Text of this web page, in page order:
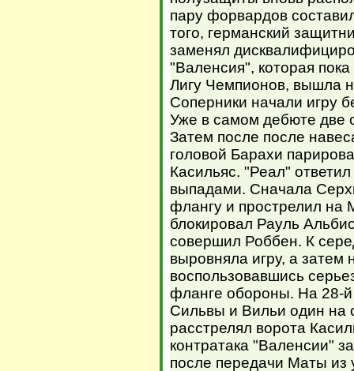
пару форвардов
того, германский
заменял
"Валенсия", которая
Лигу Чемпионов, вышла
Соперники начали игру
Уже в самом дебюте две
Затем после после
головой Барахи
Касильяс. "Реал"
выпадами. Сначала
флангу и прострелил на
блокировал Рауль
совершил Роббен. К
выровняла игру, а затем
воспользовавшись
фланге обороны. На 28-
Сильвы и Вильи один на
расстрелял ворота
контратака "Валенсии"
после передачи Маты из